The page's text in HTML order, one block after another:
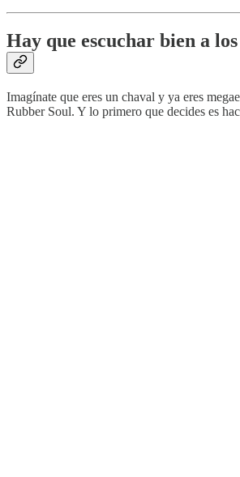
Hay que escuchar bien a
Imagínate que eres un chaval y ya eres
Rubber Soul. Y lo primero que decides es